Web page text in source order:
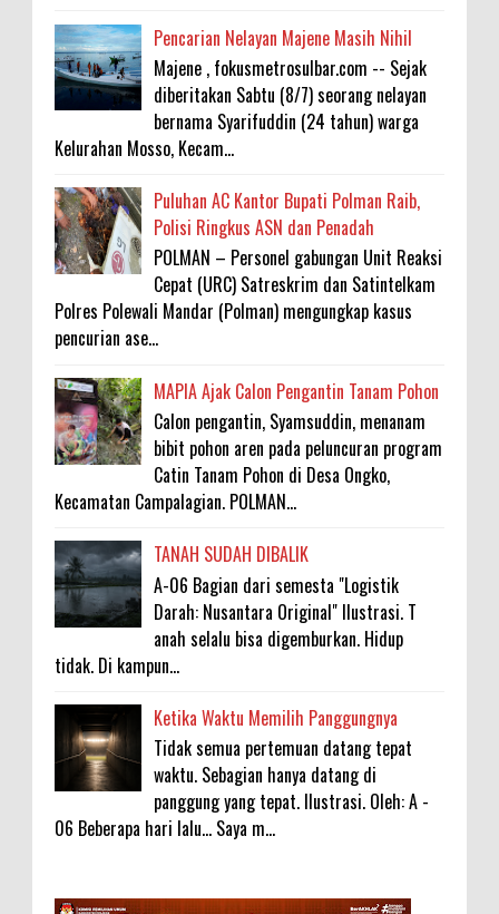
Pencarian Nelayan Majene Masih Nihil
Majene , fokusmetrosulbar.com -- Sejak
diberitakan Sabtu (8/7) seorang nelayan
bernama Syarifuddin (24 tahun) warga
Kelurahan Mosso, Kecam...
Puluhan AC Kantor Bupati Polman Raib,
Polisi Ringkus ASN dan Penadah
POLMAN – Personel gabungan Unit Reaksi
Cepat (URC) Satreskrim dan Satintelkam
Polres Polewali Mandar (Polman) mengungkap kasus
pencurian ase...
MAPIA Ajak Calon Pengantin Tanam Pohon
Calon pengantin, Syamsuddin, menanam
bibit pohon aren pada peluncuran program
Catin Tanam Pohon di Desa Ongko,
Kecamatan Campalagian. POLMAN...
TANAH SUDAH DIBALIK
A-06 Bagian dari semesta "Logistik
Darah: Nusantara Original" Ilustrasi. T
anah selalu bisa digemburkan. Hidup
tidak. Di kampun...
Ketika Waktu Memilih Panggungnya
Tidak semua pertemuan datang tepat
waktu. Sebagian hanya datang di
panggung yang tepat. Ilustrasi. Oleh: A -
06 Beberapa hari lalu... Saya m...